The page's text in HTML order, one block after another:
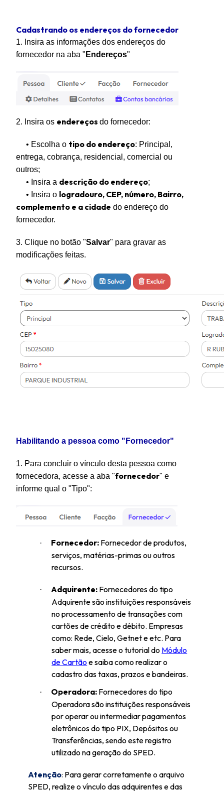
Cadastrando os endereços do fornecedor
1. Insira as informações dos endereços do
fornecedor na aba " Endereços"
2. Insira os endereços do fornecedor:
• Escolha o tipo do endereço: Principal,
entrega, cobrança, residencial, comercial ou
outros;
• Insira a descrição do endereço;
• Insira o logradouro, CEP, número, Bairro,
complemento e a cidade do endereço do
fornecedor.
3. Clique no botão "Salvar" para gravar as
modificações feitas.
Habilitando a pessoa como "Fornecedor"
1. Para concluir o vínculo desta pessoa como
fornecedora, acesse a aba "fornecedor" e
informe qual o "Tipo":
· Fornecedor: Fornecedor de produtos,
serviços, matérias-primas ou outros
recursos.
· Adquirente: Fornecedores do tipo
Adquirente são instituições responsáveis
no processamento de transações com
cartões de crédito e débito. Empresas
como: Rede, Cielo, Getnet e etc. Para
saber mais, acesse o tutorial do Módulo
de Cartão e saiba como realizar o
cadastro das taxas, prazos e bandeiras.
· Operadora: Fornecedores do tipo
Operadora são instituições responsáveis
por operar ou intermediar pagamentos
eletrônicos do tipo PIX, Depósitos ou
Transferências, sendo este registro
utilizado na geração do SPED.
Atenção: Para gerar corretamente o arquivo
SPED, realize o vínculo das adquirentes e das